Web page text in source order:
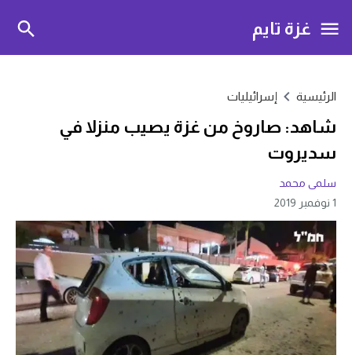
غزة تايم
الرئيسية إسرائيليات
شاهد: صاروخ من غزة يصيب منزلا في
سديروت
سلمى محمد
1 نوفمبر 2019